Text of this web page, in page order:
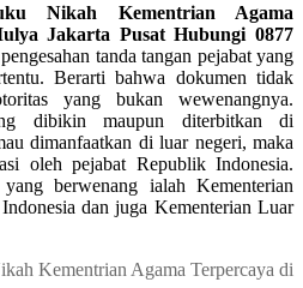
Nikah Kementrian Agama
Jakarta Pusat Hubungi 0877
tanda tangan pejabat yang
Berarti bahwa dokumen tidak
yang bukan wewenangnya.
dibikin maupun diterbitkan di
dimanfaatkan di luar negeri, maka
oleh pejabat Republik Indonesia.
berwenang ialah Kementerian
dan juga Kementerian Luar